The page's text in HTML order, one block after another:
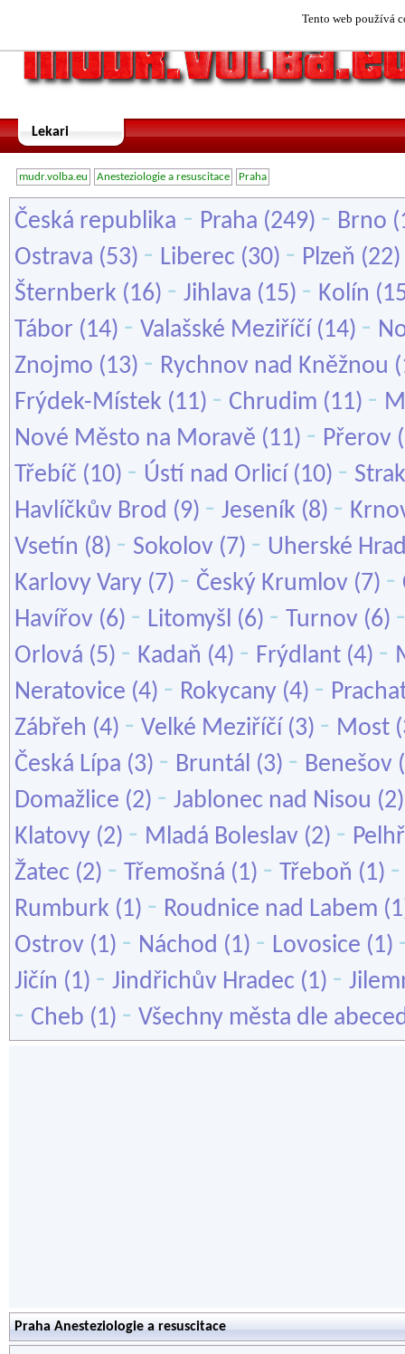
Tento web používá
Lekari
mudr.volba.eu Anesteziologie a resuscitace Praha
Česká republika - Praha (249) - Brno
Ostrava (53) - Liberec (30) - Plzeň (22)
Šternberk (16) - Jihlava (15) - Kolín
Tábor (14) - Valašské Meziříčí (14) -
Znojmo (13) - Rychnov nad Kněžnou
Frýdek-Místek (11) - Chrudim (11) -
Nové Město na Moravě (11) - Přerov
Třebíč (10) - Ústí nad Orlicí (10) -
Havlíčkův Brod (9) - Jeseník (8) -
Vsetín (8) - Sokolov (7) - Uherské
Karlovy Vary (7) - Český Krumlov (7) -
Havířov (6) - Litomyšl (6) - Turnov (6)
Orlová (5) - Kadaň (4) - Frýdlant (4) -
Neratovice (4) - Rokycany (4) -
Zábřeh (4) - Velké Meziříčí (3) - Most
Česká Lípa (3) - Bruntál (3) - Benešov
Domažlice (2) - Jablonec nad Nisou
Klatovy (2) - Mladá Boleslav (2) -
Žatec (2) - Třemošná (1) - Třeboň (1)
Rumburk (1) - Roudnice nad Labem
Ostrov (1) - Náchod (1) - Lovosice (1)
Jičín (1) - Jindřichův Hradec (1) -
- Cheb (1) - Všechny města dle
Praha Anesteziologie a resuscitace